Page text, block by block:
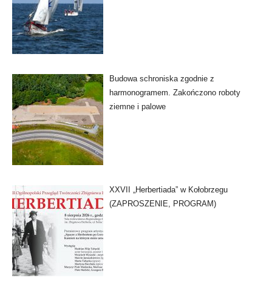
Budowa schroniska zgodnie z
harmonogramem. Zakończono roboty
ziemne i palowe
XXVII „Herbertiada” w Kołobrzegu
(ZAPROSZENIE, PROGRAM)